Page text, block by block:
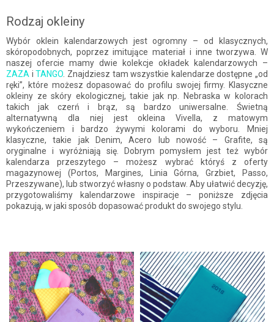
Rodzaj okleiny
Wybór oklein kalendarzowych jest ogromny – od klasycznych,
skóropodobnych, poprzez imitujące materiał i inne tworzywa. W
naszej ofercie mamy dwie kolekcje okładek kalendarzowych –
ZAZA iTANGO . Znajdziesz tam wszystkie kalendarze dostępne „od
ręki”, które możesz dopasować do profilu swojej firmy. Klasyczne
okleiny ze skóry ekologicznej, takie jak np. Nebraska w kolorach
takich jak czerń i brąz, są bardzo uniwersalne. Świetną
alternatywną dla niej jest okleina Vivella, z matowym
wykończeniem i bardzo żywymi kolorami do wyboru. Mniej
klasyczne, takie jak Denim, Acero lub nowość – Grafite, są
oryginalne i wyróżniają się. Dobrym pomysłem jest też wybór
kalendarza przeszytego – możesz wybrać któryś z oferty
magazynowej (Portos, Margines, Linia Górna, Grzbiet, Passo,
Przeszywane), lub stworzyć własny o podstaw. Aby ułatwić decyzję,
przygotowaliśmy kalendarzowe inspiracje – poniższe zdjęcia
pokazują, w jaki sposób dopasować produkt do swojego stylu.